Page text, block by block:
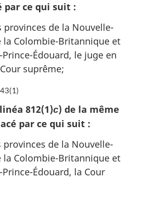
par ce qui suit :
provinces de la Nouvelle-
la Colombie-Britannique et
Prince-Édouard, le juge en
suprême;
812(1)c) de la même
par ce qui suit :
provinces de la Nouvelle-
la Colombie-Britannique et
Prince-Édouard, la Cour